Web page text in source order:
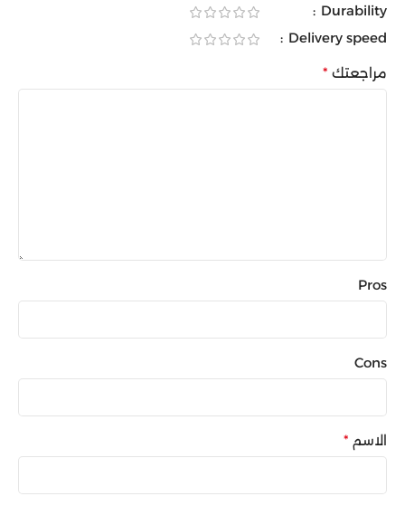
Durability
Delivery speed
مراجعتك *
Pros
Cons
الاسم *